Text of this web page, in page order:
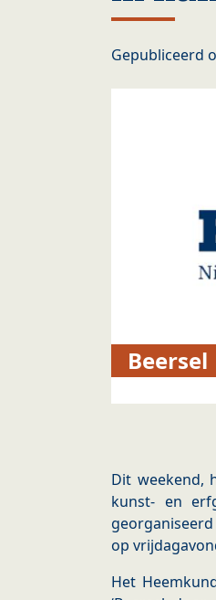
Gepubliceerd
Beersel
Dit weekend,
kunst- en
op
Het